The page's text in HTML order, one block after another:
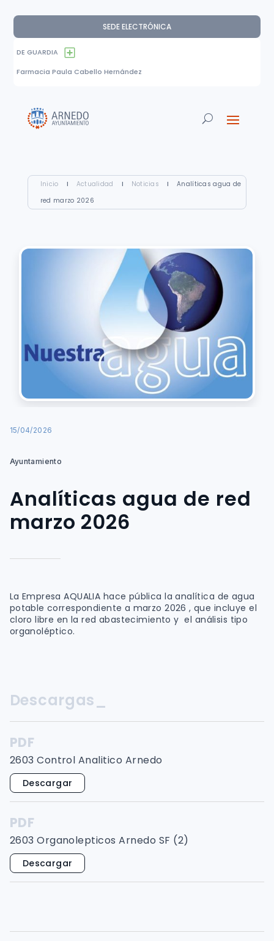
SEDE ELECTRÓNICA
DE GUARDIA
Farmacia Paula Cabello Hernández
Inicio I Actualidad I Noticias I
Analíticas agua de
red marzo 2026
15/04/2026
Ayuntamiento
Analíticas agua de red
marzo 2026
La Empresa AQUALIA hace pública la analítica de agua
potable correspondiente a marzo 2026 , que incluye el
cloro libre en la red abastecimiento y el análisis tipo
organoléptico.
Descargas_
PDF
2603 Control Analitico Arnedo
Descargar
PDF
2603 Organolepticos Arnedo SF (2)
Descargar